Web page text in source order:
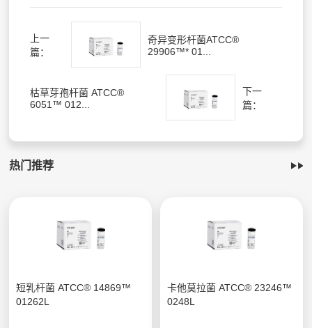
上一
篇：
奇异变形杆菌ATCC®
29906™* 01...
枯草芽孢杆菌 ATCC®
6051™ 012...
下一
篇：
热门推荐
短乳杆菌 ATCC® 14869™
01262L
卡他莫拉菌 ATCC® 23246™
0248L